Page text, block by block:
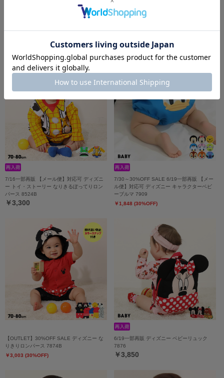
￥1,320
7/16一部再販 【メール便】対応可 ディズニ
ー トイ・ストーリー なりきるぽってりロン
パース 8524B
￥3,300
7/30～30%OFF SALE 6/19一部再販 【メー
ル便】対応可 ディズニー キャラクターベビ
ーブルマ 7909
￥1,848 (30%OFF)
【OUTLET】30%OFF SALE ディズニー な
りきりロンパース 7874B
￥3,003 (30%OFF)
6/19一部再販 ディズニー ベビーリュック
7876
￥3,850